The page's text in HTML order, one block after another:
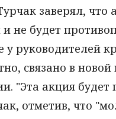
заверял,
не будет
у руководителей
связано в
"Эта акция
отметив, что